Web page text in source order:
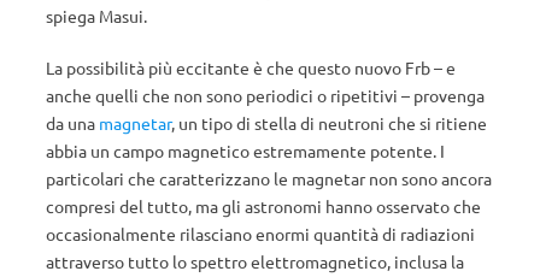
spiega Masui.
La possibilità più eccitante è che questo nuovo Frb – e
anche quelli che non sono periodici o ripetitivi – provenga
da una magnetar, un tipo di stella di neutroni che si ritiene
abbia un campo magnetico estremamente potente. I
particolari che caratterizzano le magnetar non sono ancora
compresi del tutto, ma gli astronomi hanno osservato che
occasionalmente rilasciano enormi quantità di radiazioni
attraverso tutto lo spettro elettromagnetico, inclusa la